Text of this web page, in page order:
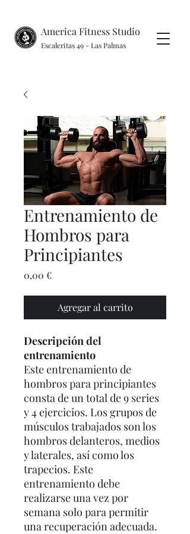
America Fitness Studio
Escaleritas 49 - Las Palmas
Entrenamiento de
Hombros para
Principiantes
0,00 €Precio
Agregar al carrito
Descripción del
entrenamiento
Este entrenamiento de
hombros para principiantes
consta de un total de 9 series
y 4 ejercicios. Los grupos de
músculos trabajados son los
hombros delanteros, medios
y laterales, así como los
trapecios. Este
entrenamiento debe
realizarse una vez por
semana solo para permitir
una recuperación adecuada.